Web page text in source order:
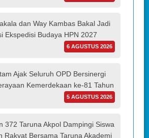
dan Way Kambas Bakal Jadi
Ekspedisi Budaya HPN 2027
6 AGUSTUS 2026
Ajak Seluruh OPD Bersinergi
Kemerdekaan ke-81 Tahun
5 AGUSTUS 2026
372 Taruna Akpol Dampingi Siswa
Rakyat Bersama Taruna Akademi